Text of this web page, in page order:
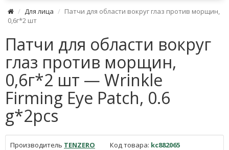
Для лица
Патчи для области вокруг глаз против морщин,
0,6г*2 шт
Патчи для области вокруг
глаз против морщин,
0,6г*2 шт — Wrinkle
Firming Eye Patch, 0.6
g*2pcs
Производитель TENZERO Код товара: kc882065